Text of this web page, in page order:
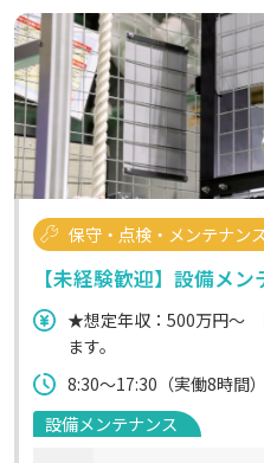
保守・点検・メンテナンス
【未経験歓迎】設備メ
★想定年収：500万円～
ます。
8:30～17:30（実働8時間）
設備メンテナンス